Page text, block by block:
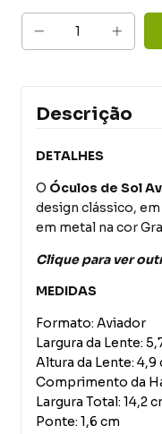
Descrição
DETALHES
O Óculos de Sol
design clássico,
em metal na cor
Clique para ver
MEDIDAS
Formato: Aviador
Largura da Lente:
Altura da Lente: 4,9
Comprimento da
Largura Total: 14,2
Ponte: 1,6 cm